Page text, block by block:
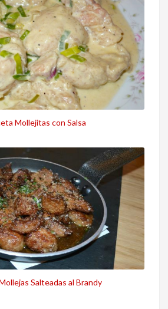
Mollejitas con Salsa
Salteadas al Brandy